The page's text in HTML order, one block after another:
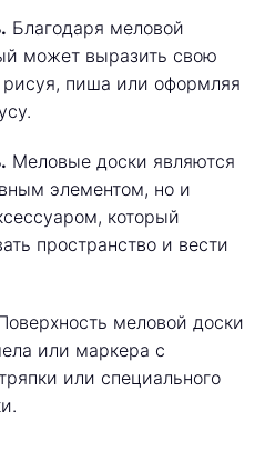
Благодаря меловой
может выразить свою
рисуя, пиша или оформляя
Меловые доски являются
элементом, но и
который
пространство и вести
меловой доски
или маркера с
или специального